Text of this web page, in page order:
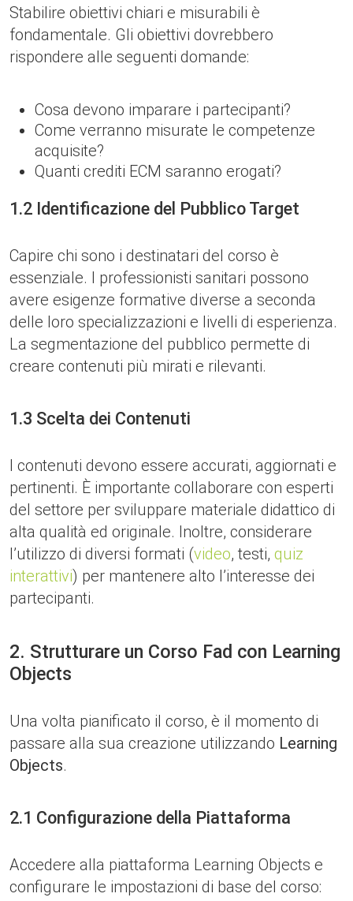
Stabilire obiettivi chiari e misurabili è
fondamentale. Gli obiettivi dovrebbero
rispondere alle seguenti domande:
Cosa devono imparare i partecipanti?
Come verranno misurate le competenze
acquisite?
Quanti crediti ECM saranno erogati?
1.2 Identificazione del Pubblico Target
Capire chi sono i destinatari del corso è
essenziale. I professionisti sanitari possono
avere esigenze formative diverse a seconda
delle loro specializzazioni e livelli di esperienza.
La segmentazione del pubblico permette di
creare contenuti più mirati e rilevanti.
1.3 Scelta dei Contenuti
I contenuti devono essere accurati, aggiornati e
pertinenti. È importante collaborare con esperti
del settore per sviluppare materiale didattico di
alta qualità ed originale. Inoltre, considerare
l’utilizzo di diversi formati (video, testi, quiz
interattivi) per mantenere alto l’interesse dei
partecipanti.
2. Strutturare un Corso Fad con Learning
Objects
Una volta pianificato il corso, è il momento di
passare alla sua creazione utilizzando Learning
Objects.
2.1 Configurazione della Piattaforma
Accedere alla piattaforma Learning Objects e
configurare le impostazioni di base del corso: